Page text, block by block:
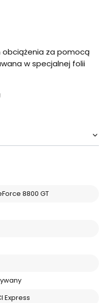
za pomocą
w specjalnej folii
8800 GT
Express